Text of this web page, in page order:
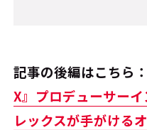
記事の後編はこちら：
X』プロデューサー
レックスが手がける